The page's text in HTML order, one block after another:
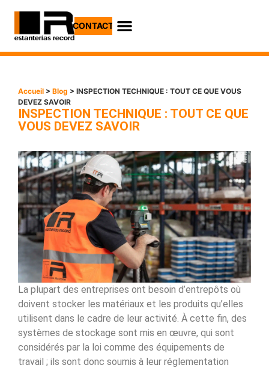
CONTACT
Accueil > Blog > INSPECTION TECHNIQUE : TOUT CE QUE VOUS
DEVEZ SAVOIR
INSPECTION TECHNIQUE : TOUT CE QUE
VOUS DEVEZ SAVOIR
La plupart des entreprises ont besoin d’entrepôts où
doivent stocker les matériaux et les produits qu’elles
utilisent dans le cadre de leur activité. À cette fin, des
systèmes de stockage sont mis en œuvre, qui sont
considérés par la loi comme des équipements de
travail ; ils sont donc soumis à leur réglementation